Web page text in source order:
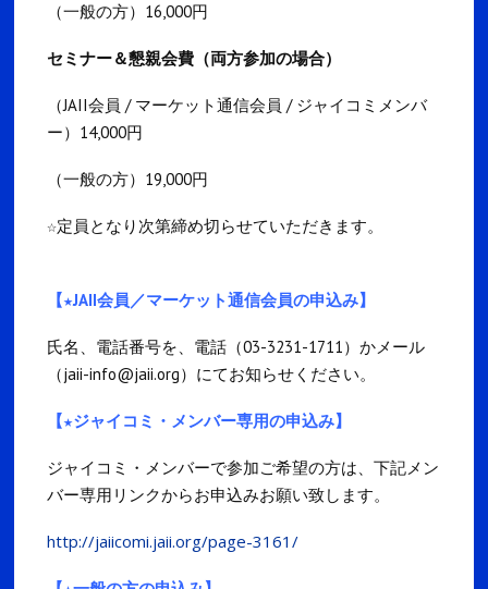
（一般の方）16,000円
セミナー＆懇親会費（両方参加の場合）
（JAII会員 / マーケット通信会員 / ジャイコミメンバ
ー）14,000円
（一般の方）19,000円
☆定員となり次第締め切らせていただきます。
【★JAII会員／マーケット通信会員の申込み】
氏名、電話番号を、電話（03-3231-1711）かメール
（jaii-info@jaii.org）にてお知らせください。
【★ジャイコミ・メンバー専用の申込み】
ジャイコミ・メンバーで参加ご希望の方は、下記メン
バー専用リンクからお申込みお願い致します。
http://jaiicomi.jaii.org/page-3161/